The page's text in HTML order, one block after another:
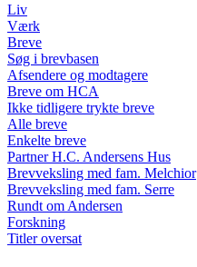
Liv
Værk
Breve
Søg i brevbasen
Afsendere og modtagere
Breve om HCA
Ikke tidligere trykte breve
Alle breve
Enkelte breve
Partner H.C. Andersens Hus
Brevveksling med fam. Melchior
Brevveksling med fam. Serre
Rundt om Andersen
Forskning
Titler oversat